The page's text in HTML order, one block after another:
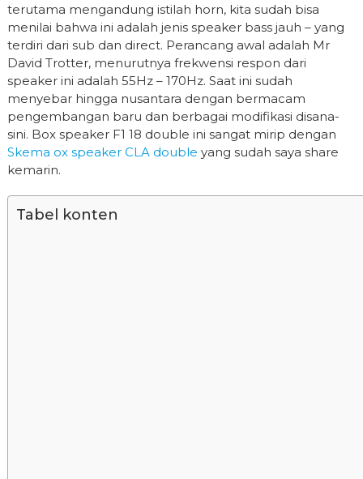
terutama mengandung istilah horn, kita sudah bisa
menilai bahwa ini adalah jenis speaker bass jauh – yang
terdiri dari sub dan direct. Perancang awal adalah Mr
David Trotter, menurutnya frekwensi respon dari
speaker ini adalah 55Hz – 170Hz. Saat ini sudah
menyebar hingga nusantara dengan bermacam
pengembangan baru dan berbagai modifikasi disana-
sini. Box speaker F1 18 double ini sangat mirip dengan
Skema ox speaker CLA double yang sudah saya share
kemarin.
Tabel konten